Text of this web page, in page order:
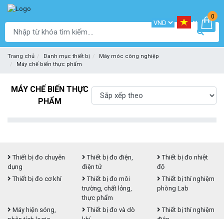
0
Trang chủ Danh mục thiết bị
Máy móc công nghiệp
Máy chế biến thực phẩm
MÁY CHẾ BIẾN THỰC
PHẨM
Thiết bị đo chuyên
dụng
Thiết bị đo điện,
điện tử
Thiết bị đo nhiệt
độ
Thiết bị đo cơ khí
Thiết bị đo môi
trường, chất lỏng,
thực phẩm
Thiết bị thí nghiệm
phòng Lab
Máy hiện sóng,
Thiết bị đo và dò
Thiết bị thí nghiệm